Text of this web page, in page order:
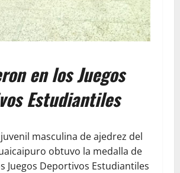
en los Juegos
Estudiantiles
masculina de ajedrez del
obtuvo la medalla de
Juegos Deportivos Estudiantiles